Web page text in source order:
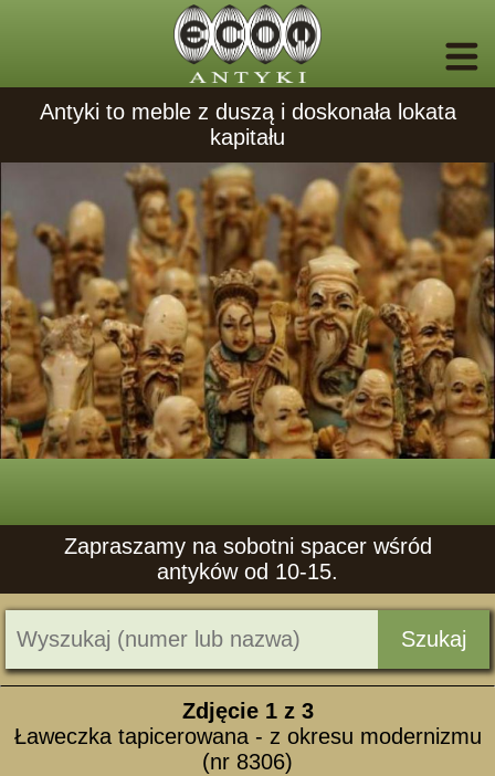
Antyki to meble z duszą i doskonała lokata
kapitału
Zapraszamy na sobotni spacer wśród
antyków od 10-15.
Szukaj
Zdjęcie 1z 3
Ławeczka tapicerowana - z okresu modernizmu
(nr 8306)